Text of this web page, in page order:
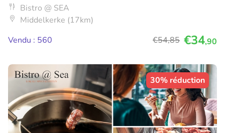
Bistro @ SEA
Middelkerke (17km)
Vendu : 560
€54,85 €34,90
30% réduction